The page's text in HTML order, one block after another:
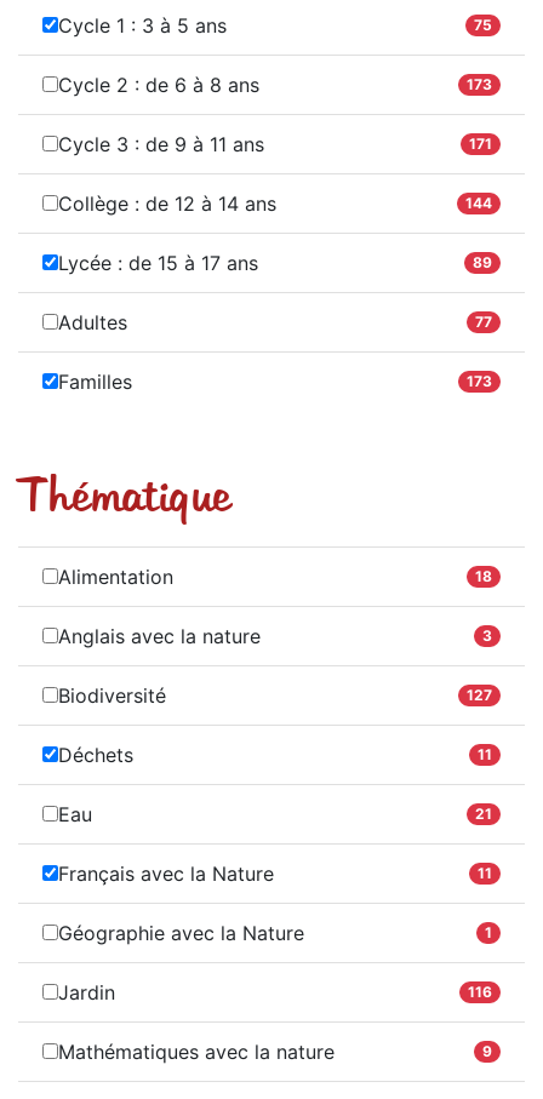
Cycle 1 : 3 à 5 ans 75
Cycle 2 : de 6 à 8 ans 173
Cycle 3 : de 9 à 11 ans 171
Collège : de 12 à 14 ans 144
Lycée : de 15 à 17 ans 89
Adultes 77
Familles 173
Thématique
Alimentation 18
Anglais avec la nature 3
Biodiversité 127
Déchets 11
Eau 21
Français avec la Nature 11
Géographie avec la Nature 1
Jardin 116
Mathématiques avec la nature 9